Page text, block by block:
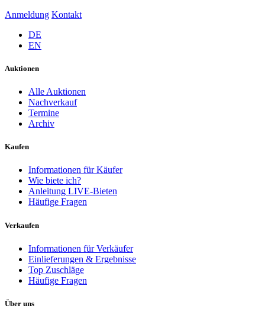
Anmeldung Kontakt
DE
EN
Auktionen
Alle Auktionen
Nachverkauf
Termine
Archiv
Kaufen
Informationen für Käufer
Wie biete ich?
Anleitung LIVE-Bieten
Häufige Fragen
Verkaufen
Informationen für Verkäufer
Einlieferungen & Ergebnisse
Top Zuschläge
Häufige Fragen
Über uns